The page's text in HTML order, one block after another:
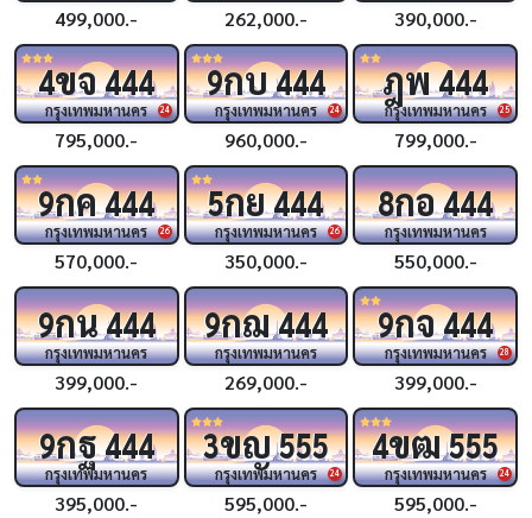
499,000.- 262,000.- 390,000.-
24
4ขจ444
กรุงเทพมหานคร
795,000.-
24
9กบ444
กรุงเทพมหานคร
960,000.-
25
ฎพ444
กรุงเทพมหานคร
799,000.-
26
9กค444
กรุงเทพมหานคร
570,000.-
26
5กย444
กรุงเทพมหานคร
350,000.-
8กอ444
กรุงเทพมหานคร
550,000.-
9กน444
กรุงเทพมหานคร
399,000.-
9กฌ444
กรุงเทพมหานคร
269,000.-
28
9กจ444
กรุงเทพมหานคร
399,000.-
9กฐ444
กรุงเทพมหานคร
395,000.-
24
3ขญ555
กรุงเทพมหานคร
595,000.-
24
4ขฒ555
กรุงเทพมหานคร
595,000.-